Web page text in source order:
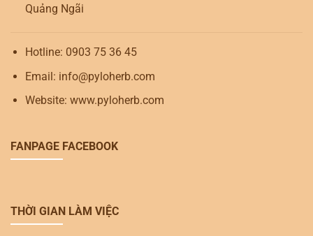
Quảng Ngãi
Hotline: 0903 75 36 45
Email: info@pyloherb.com
Website: www.pyloherb.com
FANPAGE FACEBOOK
THỜI GIAN LÀM VIỆC